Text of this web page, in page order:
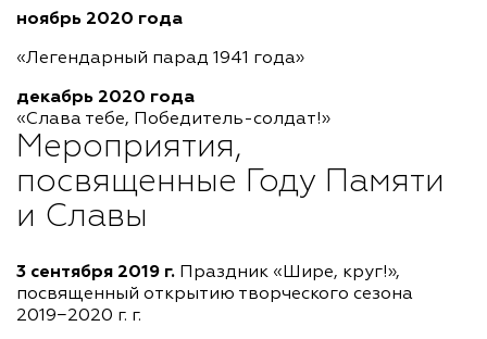
ноябрь 2020 года
«Легендарный парад 1941 года»
декабрь 2020 года
«Слава тебе, Победитель-солдат!»
Мероприятия,
посвященные Году Памяти
и Славы
3 сентября 2019 г. Праздник «Шире, круг!»,
посвященный открытию творческого сезона
2019−2020 г. г.